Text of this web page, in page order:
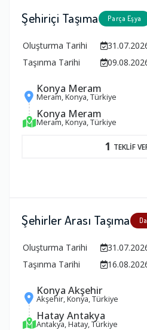
Şehiriçi Taşıma Parça Eşya
Oluşturma Tarihi
Taşınma Tarihi
Konya Meram
Meram, Konya, Türkiye
Konya Meram
Meram, Konya, Türkiye
1 TEKLİF
Şehirler Arası Taşıma
Oluşturma Tarihi
Taşınma Tarihi
Konya Akşehir
Akşehir, Konya, Türkiye
Hatay Antakya
Antakya, Hatay, Türkiye